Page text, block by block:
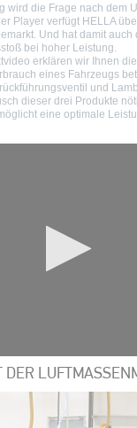
wird die Frage nach dem
Player verfügt HELLA
Und hat damit
bei hoher Leistung.
erklären wir Ihnen
eines Fahrzeugs
und
dieser drei Produkte
eine optimale
DER